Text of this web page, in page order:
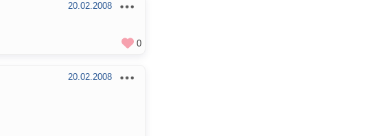
20.02.2008
0
20.02.2008